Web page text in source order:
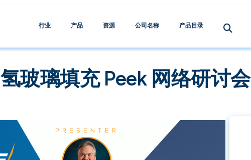
行业 产品 资源 公司名称 产品目录
氢玻璃填充 Peek 网络研讨会